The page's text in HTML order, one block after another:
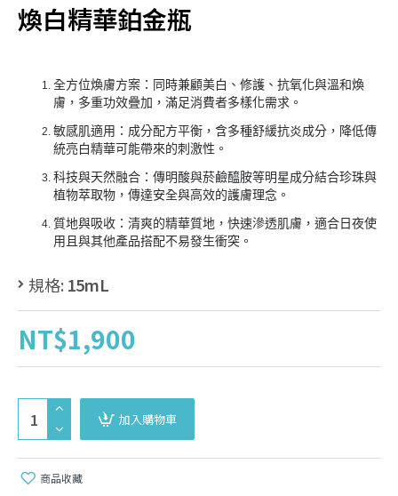
煥白精華鉑金瓶
全方位煥膚方案：同時兼顧美白、修護、抗氧化與溫和煥
膚，多重功效疊加，滿足消費者多樣化需求。
敏感肌適用：成分配方平衡，含多種舒緩抗炎成分，降低傳
統亮白精華可能帶來的刺激性。
科技與天然融合：傳明酸與菸鹼醯胺等明星成分結合珍珠與
植物萃取物，傳達安全與高效的護膚理念。
質地與吸收：清爽的精華質地，快速滲透肌膚，適合日夜使
用且與其他產品搭配不易發生衝突。
規格: 15mL
NT$1,900
加入購物車
商品收藏